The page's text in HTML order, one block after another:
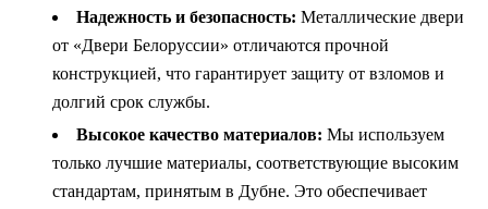
Надежность и безопасность: Металлические двери
от «Двери Белоруссии» отличаются прочной
конструкцией, что гарантирует защиту от взломов и
долгий срок службы.
Высокое качество материалов: Мы используем
только лучшие материалы, соответствующие высоким
стандартам, принятым в Дубне. Это обеспечивает